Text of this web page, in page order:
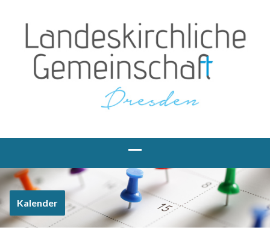
Kalender